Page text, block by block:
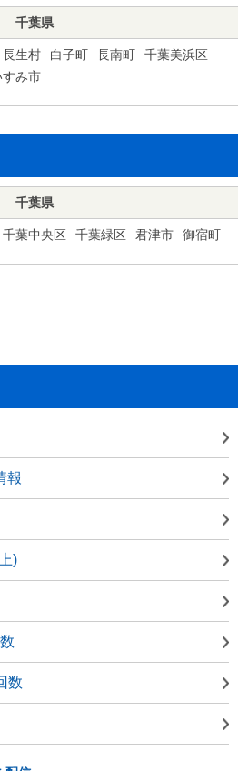
千葉県
長生村 白子町 長南町
千葉美浜区
すみ市
千葉県
千葉中央区 千葉緑区 君津市 御宿町
報
)
数